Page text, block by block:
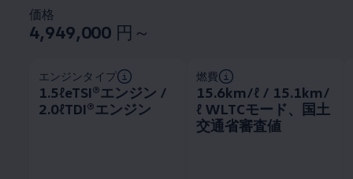
価格
4,949,000 円～
エンジンタイプ
1.5ℓeTSI®エンジン /
2.0ℓTDI®エンジン
燃費
15.6km/ℓ / 15.1km/
ℓ WLTCモード、国土
交通省審査値